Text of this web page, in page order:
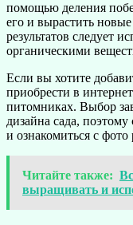
помощью деления
его и вырастить
результатов следует
органическими
Если вы хотите
приобрести в
питомниках. Выбор
дизайна сада, поэтому
и ознакомиться с
Читайте также:
выращивать и